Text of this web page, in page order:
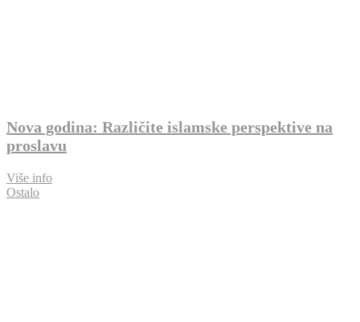
Nova godina: Različite islamske perspektive na
proslavu
Više info
Ostalo